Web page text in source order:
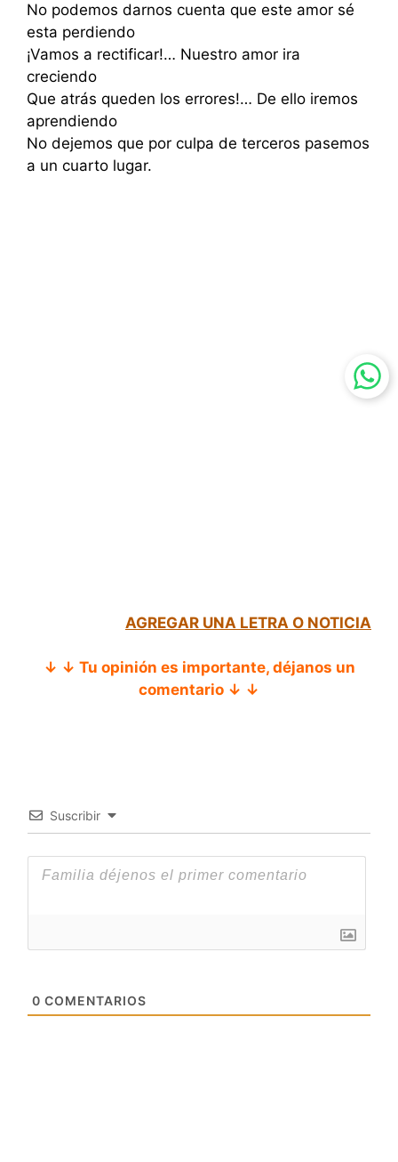
No podemos darnos cuenta que este amor sé
esta perdiendo
¡Vamos a rectificar!… Nuestro amor ira
creciendo
Que atrás queden los errores!… De ello iremos
aprendiendo
No dejemos que por culpa de terceros pasemos
a un cuarto lugar.
AGREGAR UNA LETRA O NOTICIA
↓ ↓ Tu opinión es importante, déjanos un
comentario ↓ ↓
Suscribir
0 COMENTARIOS